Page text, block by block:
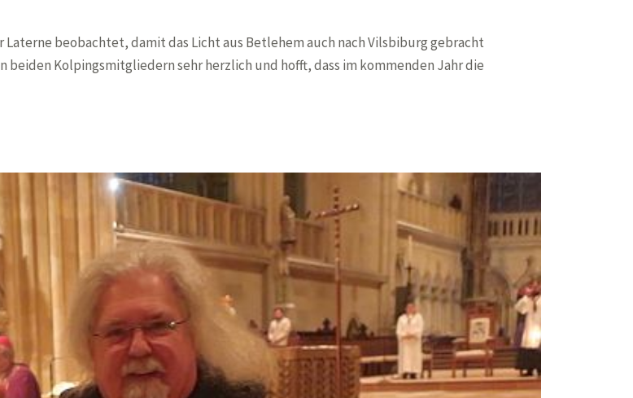
Laterne beobachtet, damit das Licht aus Betlehem auch nach Vilsbiburg gebracht
Kolpingsmitgliedern sehr herzlich und hofft, dass im kommenden Jahr die